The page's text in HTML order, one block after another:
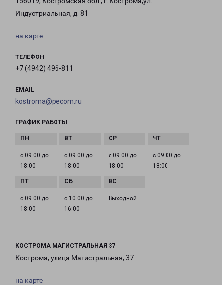
Индустриальная, д. 81
на карте
ТЕЛЕФОН
+7 (4942) 496-811
EMAIL
kostroma@pecom.ru
ГРАФИК РАБОТЫ
с 09:00 до
18:00
с 09:00 до
18:00
с 09:00 до
18:00
с 09:00 до
18:00
с 09:00 до
18:00
с 10:00 до
16:00
Выходной
КОСТРОМА МАГИСТРАЛЬНАЯ 37
Кострома, улица Магистральная, 37
на карте